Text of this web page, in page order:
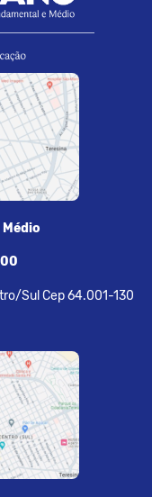
Sul Cep 64.001-130